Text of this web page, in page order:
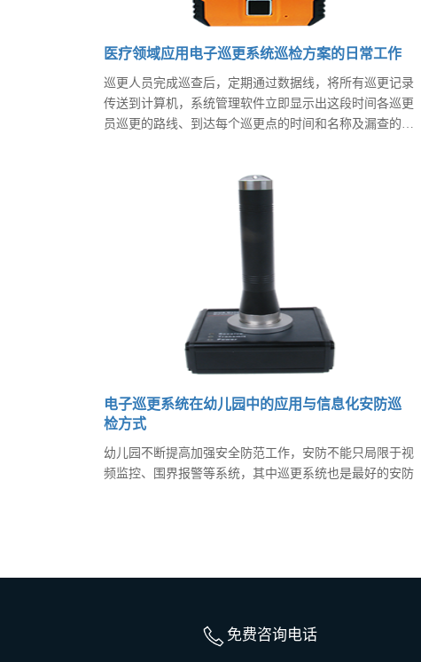
医疗领域应用电子巡更系统巡检方案的日常工作
巡更人员完成巡查后，定期通过数据线，将所有巡更记录
传送到计算机，系统管理软件立即显示出这段时间各巡更
员巡更的路线、到达每个巡更点的时间和名称及漏查的巡
电子巡更系统在幼儿园中的应用与信息化安防巡
检方式
幼儿园不断提高加强安全防范工作，安防不能只局限于视
频监控、围界报警等系统，其中巡更系统也是最好的安防
免费咨询电话